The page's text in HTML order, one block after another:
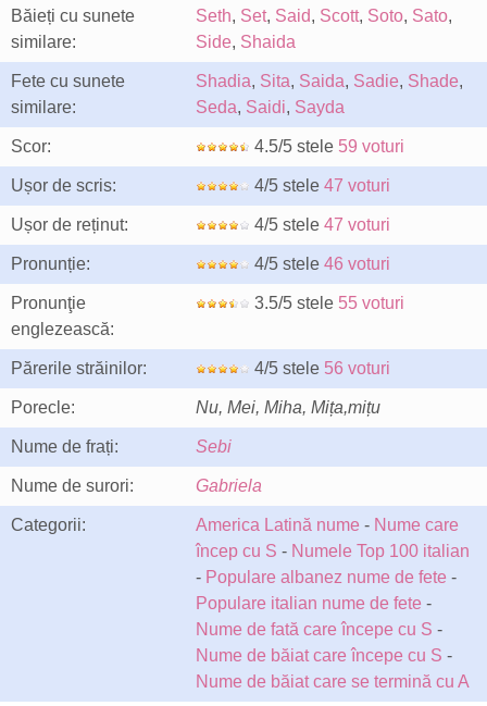
Băieți cu sunete
similare:
Seth, Set, Said, Scott, Soto, Sato,
Side, Shaida
Fete cu sunete
similare:
Shadia, Sita, Saida, Sadie, Shade,
Seda, Saidi, Sayda
Scor: 4.5/5 stele 59 voturi
Ușor de scris: 4/5 stele 47 voturi
Ușor de reținut: 4/5 stele 47 voturi
Pronunție: 4/5 stele 46 voturi
Pronunţie
englezească:
3.5/5 stele 55 voturi
Părerile străinilor: 4/5 stele 56 voturi
Porecle: Nu, Mei, Miha, Mița,mițu
Nume de frați: Sebi
Nume de surori: Gabriela
Categorii: America Latină nume - Nume care
încep cu S - Numele Top 100 italian
- Populare albanez nume de fete -
Populare italian nume de fete -
Nume de fată care începe cu S -
Nume de băiat care începe cu S -
Nume de băiat care se termină cu A